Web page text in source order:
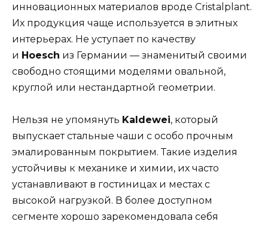
инновационных материалов вроде Cristalplant.
Их продукция чаще используется в элитных
интерьерах. Не уступает по качеству
и Hoesch из Германии — знаменитый своими
свободно стоящими моделями овальной,
круглой или нестандартной геометрии.
Нельзя не упомянуть Kaldewei, который
выпускает стальные чаши с особо прочным
эмалированным покрытием. Такие изделия
устойчивы к механике и химии, их часто
устанавливают в гостиницах и местах с
высокой нагрузкой. В более доступном
сегменте хорошо зарекомендовала себя